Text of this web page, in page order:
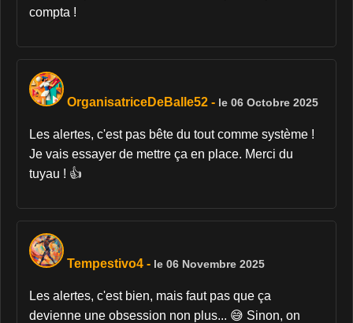
compta !
OrganisatriceDeBalle52 - le 06 Octobre 2025
Les alertes, c'est pas bête du tout comme système !
Je vais essayer de mettre ça en place. Merci du
tuyau ! 👍
Tempestivo4 - le 06 Novembre 2025
Les alertes, c'est bien, mais faut pas que ça
devienne une obsession non plus... 😅 Sinon, on